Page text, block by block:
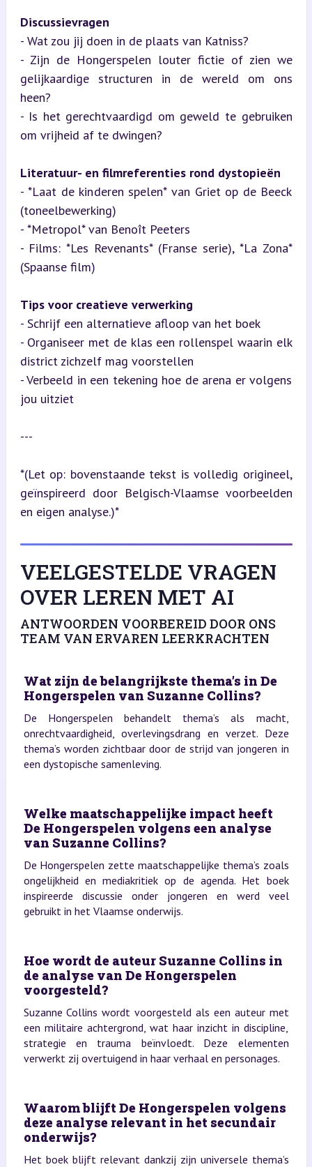
Discussievragen
- Wat zou jij doen in de plaats van Katniss?
- Zijn de Hongerspelen louter fictie of zien we
gelijkaardige structuren in de wereld om ons
heen?
- Is het gerechtvaardigd om geweld te gebruiken
om vrijheid af te dwingen?
Literatuur- en filmreferenties rond dystopieën
- *Laat de kinderen spelen* van Griet op de Beeck
(toneelbewerking)
- *Metropol* van Benoît Peeters
- Films: *Les Revenants* (Franse serie), *La Zona*
(Spaanse film)
Tips voor creatieve verwerking
- Schrijf een alternatieve afloop van het boek
- Organiseer met de klas een rollenspel waarin elk
district zichzelf mag voorstellen
- Verbeeld in een tekening hoe de arena er volgens
jou uitziet
---
*(Let op: bovenstaande tekst is volledig origineel,
geïnspireerd door Belgisch-Vlaamse voorbeelden
en eigen analyse.)*
VEELGESTELDE VRAGEN
OVER LEREN MET AI
ANTWOORDEN VOORBEREID DOOR ONS
TEAM VAN ERVAREN LEERKRACHTEN
Wat zijn de belangrijkste thema’s in De
Hongerspelen van Suzanne Collins?
De Hongerspelen behandelt thema’s als macht,
onrechtvaardigheid, overlevingsdrang en verzet. Deze
thema’s worden zichtbaar door de strijd van jongeren in
een dystopische samenleving.
Welke maatschappelijke impact heeft
De Hongerspelen volgens een analyse
van Suzanne Collins?
De Hongerspelen zette maatschappelijke thema’s zoals
ongelijkheid en mediakritiek op de agenda. Het boek
inspireerde discussie onder jongeren en werd veel
gebruikt in het Vlaamse onderwijs.
Hoe wordt de auteur Suzanne Collins in
de analyse van De Hongerspelen
voorgesteld?
Suzanne Collins wordt voorgesteld als een auteur met
een militaire achtergrond, wat haar inzicht in discipline,
strategie en trauma beïnvloedt. Deze elementen
verwerkt zij overtuigend in haar verhaal en personages.
Waarom blijft De Hongerspelen volgens
deze analyse relevant in het secundair
onderwijs?
Het boek blijft relevant dankzij zijn universele thema’s